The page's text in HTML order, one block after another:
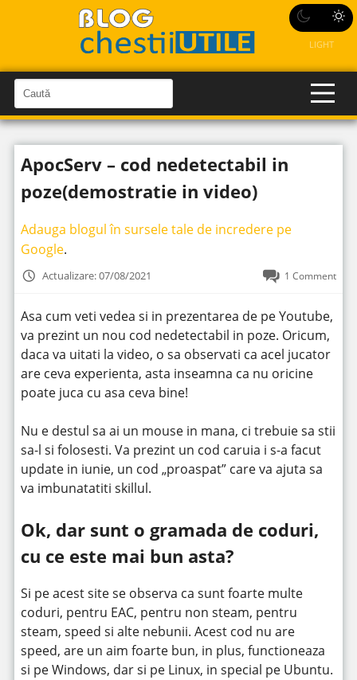
LIGHT
a
u
t
C
a
u
î
n
i
t
ApocServ – cod nedetectabil in
poze(demostratie in video)
Adauga blogul în sursele tale de incredere pe
Google.
Actualizare: 07/08/2021 1 Comment
Asa cum veti vedea si in prezentarea de pe Youtube,
va prezint un nou cod nedetectabil in poze. Oricum,
daca va uitati la video, o sa observati ca acel jucator
are ceva experienta, asta inseamna ca nu oricine
poate juca cu asa ceva bine!
Nu e destul sa ai un mouse in mana, ci trebuie sa stii
sa-l si folosesti. Va prezint un cod caruia i s-a facut
update in iunie, un cod „proaspat” care va ajuta sa
va imbunatatiti skillul.
Ok, dar sunt o gramada de coduri,
cu ce este mai bun asta?
Si pe acest site se observa ca sunt foarte multe
coduri, pentru EAC, pentru non steam, pentru
steam, speed si alte nebunii. Acest cod nu are
speed, are un aim foarte bun, in plus, functioneaza
si pe Windows, dar si pe Linux, in special pe Ubuntu.